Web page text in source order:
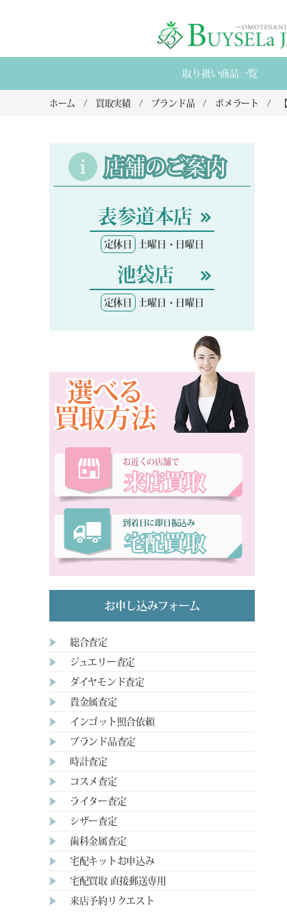
取り扱い商品一覧
ホーム 買取実績 ブランド品 ポメラート
店舗のご案内
表参道本店
定休日 土曜日・日曜日
池袋店
定休日 土曜日・日曜日
選べる
買取方法
お近くの店舗で
来店買取
到着日に即日振込み
宅配買取
お申し込みフォーム
総合査定
ジュエリー査定
ダイヤモンド査定
貴金属査定
インゴット照合依頼
ブランド品査定
時計査定
コスメ査定
ライター査定
シザー査定
歯科金属査定
宅配キットお申込み
宅配買取 直接郵送専用
来店予約リクエスト